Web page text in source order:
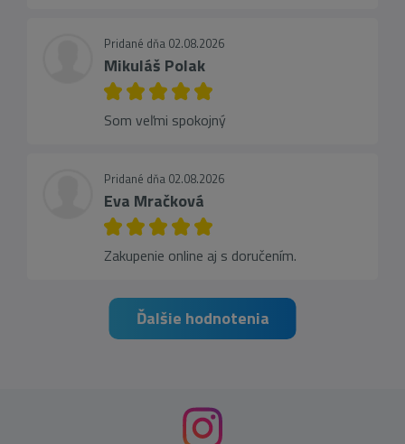
Pridané dňa 02.08.2026
Mikuláš Polak
Som veľmi spokojný
Pridané dňa 02.08.2026
Eva Mračková
Zakupenie online aj s doručením.
Ďalšie hodnotenia